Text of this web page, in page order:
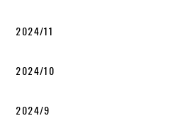
2024/11
2024/10
2024/9